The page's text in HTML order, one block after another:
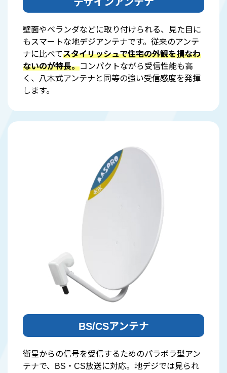
壁面やベランダなどに取り付けられる、見た目に
もスマートな地デジアンテナです。従来のアンテ
ナに比べてスタイリッシュで住宅の外観を損なわ
ないのが特長。コンパクトながら受信性能も高
く、八木式アンテナと同等の強い受信感度を発揮
します。
BS/CSアンテナ
衛星からの信号を受信するためのパラボラ型アン
テナで、BS・CS放送に対応。地デジでは見られ